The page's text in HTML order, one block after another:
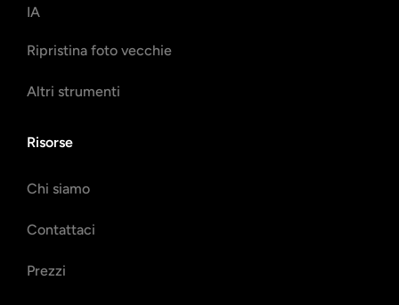
IA
Ripristina foto vecchie
Altri strumenti
Risorse
Chi siamo
Contattaci
Prezzi